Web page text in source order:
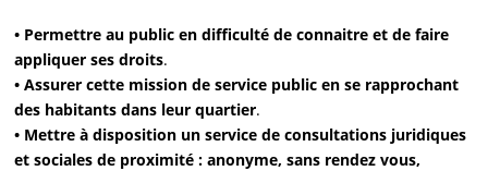
• Permettre au public en difficulté de connaitre et de faire
appliquer ses droits.
• Assurer cette mission de service public en se rapprochant
des habitants dans leur quartier.
• Mettre à disposition un service de consultations juridiques
et sociales de proximité : anonyme, sans rendez vous,